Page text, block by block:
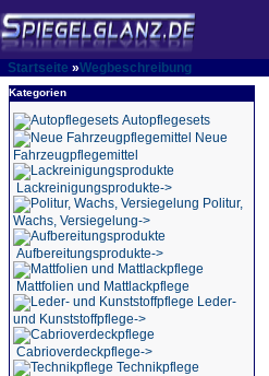
Startseite »Wegbeschreibung
Kategorien
Autopflegesets
Neue
Fahrzeugpflegemittel
Lackreinigungsprodukte->
Politur,
Wachs, Versiegelung->
Aufbereitungsprodukte->
Mattfolien und Mattlackpflege
Leder-
und Kunststoffpflege->
Cabrioverdeckpflege->
Technikpflege